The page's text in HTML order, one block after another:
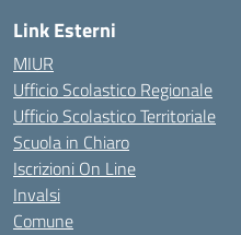
Link Esterni
MIUR
Ufficio Scolastico Regionale
Ufficio Scolastico Territoriale
Scuola in Chiaro
Iscrizioni On Line
Invalsi
Comune